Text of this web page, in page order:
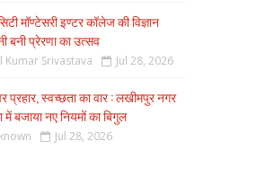
मॉण्टेसरी इण्टर कॉलेज की विज्ञान
बनी प्रेरणा का उत्सव
Kumar Srivastava Jul 28, 2026
प्रहार, स्वच्छता का वार : लखीमपुर नगर
में बजाया नए नियमों का बिगुल
Jul 28, 2026